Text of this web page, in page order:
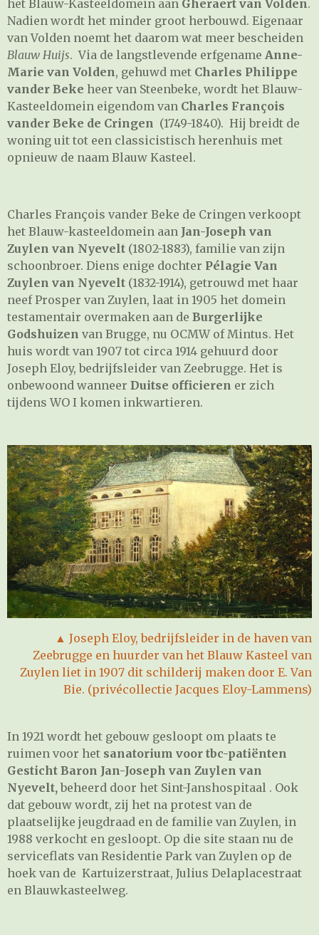
het Blauw-Kasteeldomein aan Gheraert van Volden.
Nadien wordt het minder groot herbouwd. Eigenaar
van Volden noemt het daarom wat meer bescheiden
Blauw Huijs. Via de langstlevende erfgename Anne-
Marie van Volden, gehuwd met Charles Philippe
vander Beke heer van Steenbeke, wordt het Blauw-
Kasteeldomein eigendom van Charles François
vander Beke de Cringen (1749-1840). Hij breidt de
woning uit tot een classicistisch herenhuis met
opnieuw de naam Blauw Kasteel.
Charles François vander Beke de Cringen verkoopt
het Blauw-kasteeldomein aan Jan-Joseph van
Zuylen van Nyevelt (1802-1883), familie van zijn
schoonbroer. Diens enige dochter Pélagie Van
Zuylen van Nyevelt (1832-1914), getrouwd met haar
neef Prosper van Zuylen, laat in 1905 het domein
testamentair overmaken aan de Burgerlijke
Godshuizen van Brugge, nu OCMW of Mintus. Het
huis wordt van 1907 tot circa 1914 gehuurd door
Joseph Eloy, bedrijfsleider van Zeebrugge. Het is
onbewoond wanneer Duitse officieren er zich
tijdens WO I komen inkwartieren.
▲ Joseph Eloy, bedrijfsleider in de haven van
Zeebrugge en huurder van het Blauw Kasteel van
Zuylen liet in 1907 dit schilderij maken door E. Van
Bie. (privécollectie Jacques Eloy-Lammens)
In 1921 wordt het gebouw gesloopt om plaats te
ruimen voor het sanatorium voor tbc-patiënten
Gesticht Baron Jan-Joseph van Zuylen van
Nyevelt,beheerd door het Sint-Janshospitaal . Ook
dat gebouw wordt, zij het na protest van de
plaatselijke jeugdraad en de familie van Zuylen, in
1988 verkocht en gesloopt. Op die site staan nu de
serviceflats van Residentie Park van Zuylen op de
hoek van de Kartuizerstraat, Julius Delaplacestraat
en Blauwkasteelweg.